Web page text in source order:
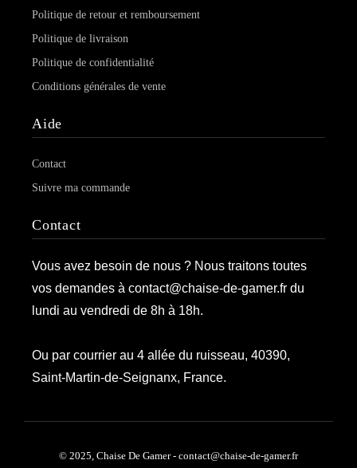
Politique de retour et remboursement
Politique de livraison
Politique de confidentialité
Conditions générales de vente
Aide
Contact
Suivre ma commande
Contact
Vous avez besoin de nous ? Nous traitons toutes
vos demandes à contact@chaise-de-gamer.fr du
lundi au vendredi de 8h à 18h.
Ou par courrier au 4 allée du ruisseau, 40390,
Saint-Martin-de-Seignanx, France.
© 2025, Chaise De Gamer - contact@chaise-de-gamer.fr